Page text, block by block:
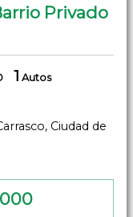
Privado
1 Autos
Ciudad de